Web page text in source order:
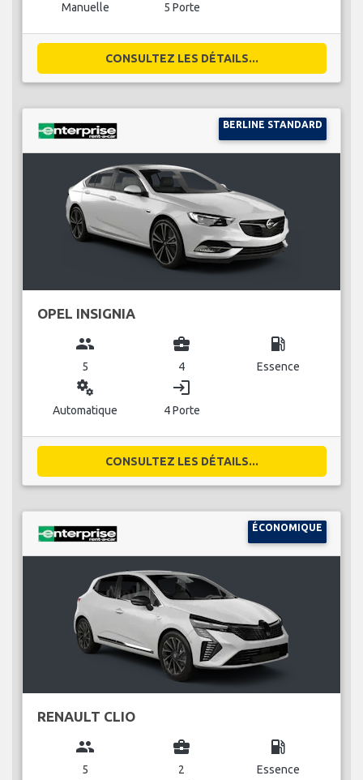
Manuelle 5 Porte
CONSULTEZ LES DÉTAILS...
BERLINE STANDARD
OPEL INSIGNIA
group
5
business_center
4
local_gas_station
Essence
miscellaneous_services
Automatique
login
4 Porte
CONSULTEZ LES DÉTAILS...
ÉCONOMIQUE
RENAULT CLIO
group
5
business_center
2
local_gas_station
Essence